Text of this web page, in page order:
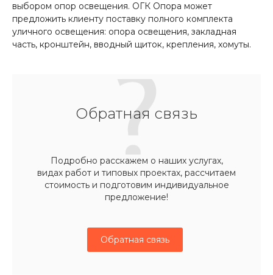
выбором опор освещения. ОГК Опора может
предложить клиенту поставку полного комплекта
уличного освещения: опора освещения, закладная
часть, кронштейн, вводный щиток, крепления, хомуты.
Обратная связь
Подробно расскажем о наших услугах,
видах работ и типовых проектах, рассчитаем
стоимость и подготовим индивидуальное
предложение!
Обратная связь